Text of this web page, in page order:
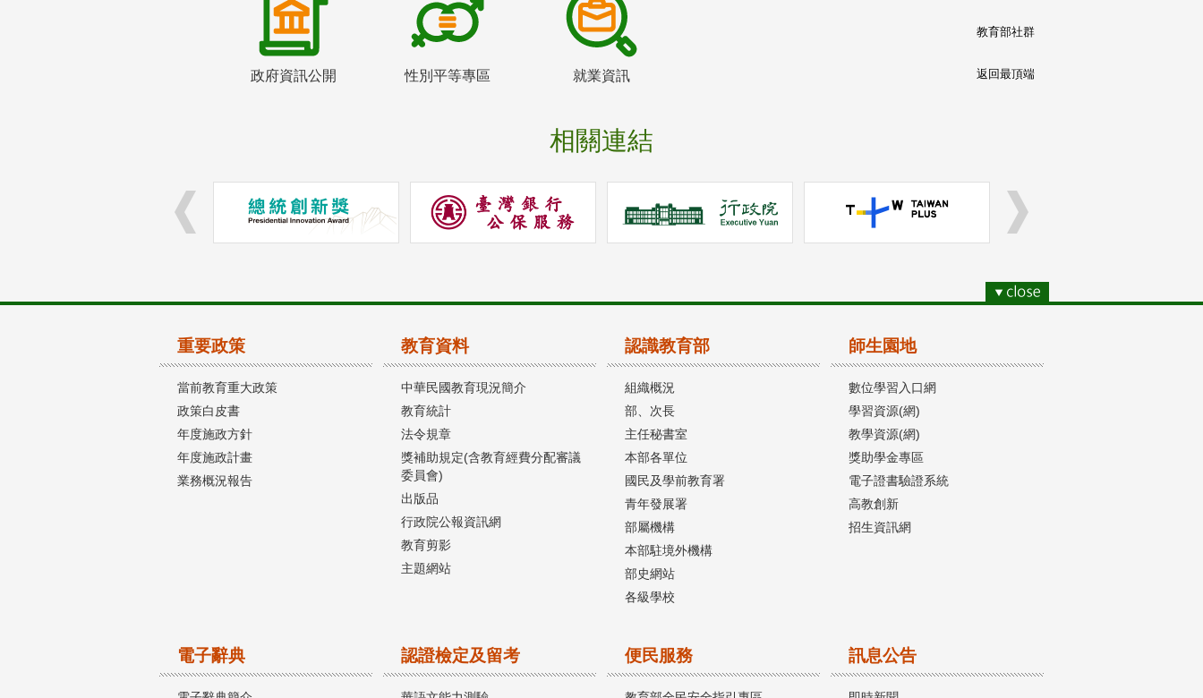
政府資訊公開 性別平等專區 就業資訊
相關連結
教育部社群
返回最頂端
重要政策
當前教育重大政策
政策白皮書
年度施政方針
年度施政計畫
業務概況報告
教育資料
中華民國教育現況簡介
教育統計
法令規章
獎補助規定(含教育經費分配審議
委員會)
出版品
行政院公報資訊網
教育剪影
主題網站
認識教育部
組織概況
部、次長
主任秘書室
本部各單位
國民及學前教育署
青年發展署
部屬機構
本部駐境外機構
部史網站
各級學校
師生園地
數位學習入口網
學習資源(網)
教學資源(網)
獎助學金專區
電子證書驗證系統
高教創新
招生資訊網
電子辭典 認證檢定及留考 便民服務 訊息公告